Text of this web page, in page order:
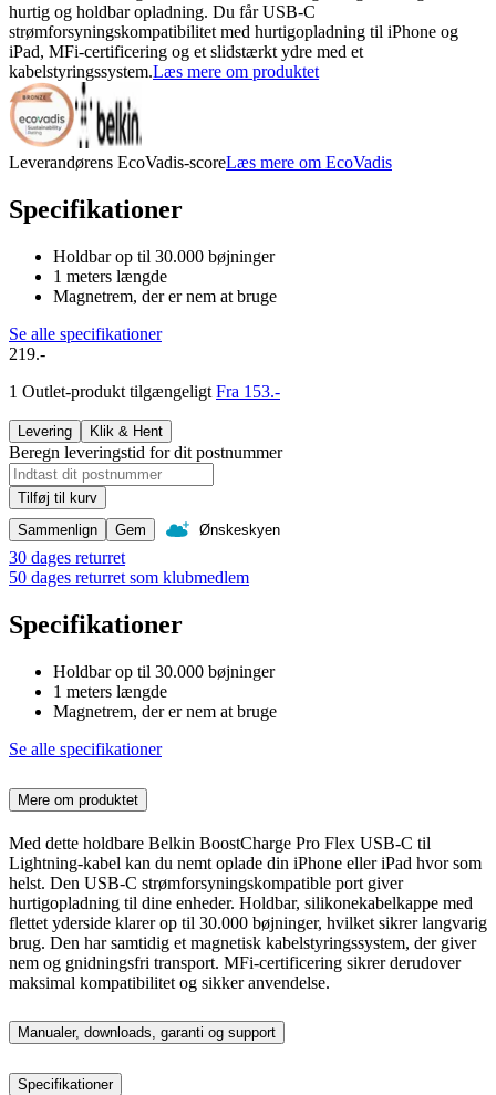
hurtig og holdbar opladning. Du får USB-C
strømforsyningskompatibilitet med hurtigopladning til iPhone og
iPad, MFi-certificering og et slidstærkt ydre med et
kabelstyringssystem.Læs mere om produktet
Leverandørens EcoVadis-scoreLæs mere om EcoVadis
Specifikationer
Holdbar op til 30.000 bøjninger
1 meters længde
Magnetrem, der er nem at bruge
Se alle specifikationer
219.-
1 Outlet-produkt tilgængeligt Fra 153.-
Levering Klik & Hent
Beregn leveringstid for dit postnummer
Tilføj til kurv
Sammenlign
Gem Ønskeskyen
30 dages returret
50 dages returret som klubmedlem
Specifikationer
Holdbar op til 30.000 bøjninger
1 meters længde
Magnetrem, der er nem at bruge
Se alle specifikationer
Mere om produktet
Med dette holdbare Belkin BoostCharge Pro Flex USB-C til
Lightning-kabel kan du nemt oplade din iPhone eller iPad hvor som
helst. Den USB-C strømforsyningskompatible port giver
hurtigopladning til dine enheder. Holdbar, silikonekabelkappe med
flettet yderside klarer op til 30.000 bøjninger, hvilket sikrer langvarig
brug. Den har samtidig et magnetisk kabelstyringssystem, der giver
nem og gnidningsfri transport. MFi-certificering sikrer derudover
maksimal kompatibilitet og sikker anvendelse.
Manualer, downloads, garanti og support
Specifikationer